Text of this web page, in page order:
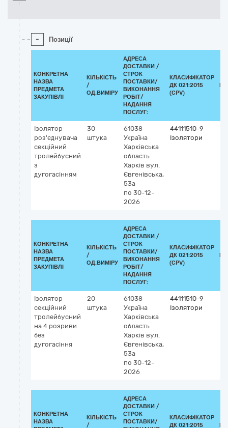
- Позиції
КОНКРЕТНА
НАЗВА
ПРЕДМЕТА
ЗАКУПІВЛІ
КІЛЬКІСТЬ
/
ОД.ВИМІРУ
АДРЕСА
ДОСТАВКИ /
СТРОК
ПОСТАВКИ/
ВИКОНАННЯ
РОБІТ/
НАДАННЯ
ПОСЛУГ:
КЛАСИФІКАТОР
ДК 021:2015
(CPV)
Ізолятор
роз'єднувача
секційний
тролейбусний
з
дугогасінням
30
штука
61038
Україна
Харківська
область
Харків вул.
Євгенівська,
53а
по 30-12-
2026
44111510-9
Ізолятори
КОНКРЕТНА
НАЗВА
ПРЕДМЕТА
ЗАКУПІВЛІ
КІЛЬКІСТЬ
/
ОД.ВИМІРУ
АДРЕСА
ДОСТАВКИ /
СТРОК
ПОСТАВКИ/
ВИКОНАННЯ
РОБІТ/
НАДАННЯ
ПОСЛУГ:
КЛАСИФІКАТОР
ДК 021:2015
(CPV)
Ізолятор
секційний
тролейбусний
на 4 розриви
без
дугогасіння
20
штука
61038
Україна
Харківська
область
Харків вул.
Євгенівська,
53а
по 30-12-
2026
44111510-9
Ізолятори
КОНКРЕТНА
НАЗВА
КІЛЬКІСТЬ
/
АДРЕСА
ДОСТАВКИ /
СТРОК
ПОСТАВКИ/
КЛАСИФІКАТОР
ДК 021:2015